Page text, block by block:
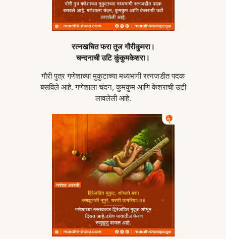
रत्नखचित फरा तुज गौरीकुमरा।
चन्दनाची उटि कुंकुमकेशरा।
गौरी पुत्र गणेशाच्या मुकुटाच्या मध्यभागी रत्नजडीत पदक
बसविले आहे. गणेशाला चंदन, कुमकुम आणि केशराची उटी
लावलेली आहे.